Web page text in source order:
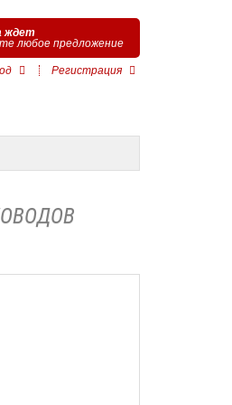
ждет
любое предложение
Регистрация